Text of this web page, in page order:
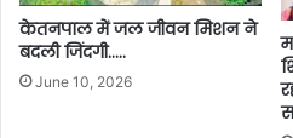
केतनपाल में जल जीवन मिशन ने
बदली जिंदगी…..
June 10, 2026